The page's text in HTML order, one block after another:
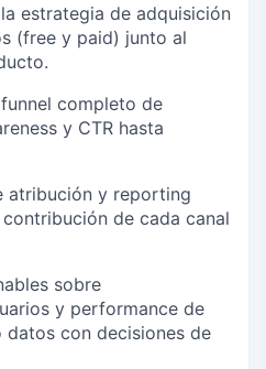
estrategia de adquisición
(free y paid) junto al
funnel completo de
y CTR hasta
atribución y reporting
de cada canal
sobre
y performance de
datos con decisiones de